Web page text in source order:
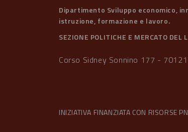
Dipartimento Sviluppo economico,
istruzione, formazione e lavoro.
SEZIONE POLITICHE E MERCATO DEL
Corso Sidney Sonnino 177 -
INIZIATIVA FINANZIATA CON RISORSE